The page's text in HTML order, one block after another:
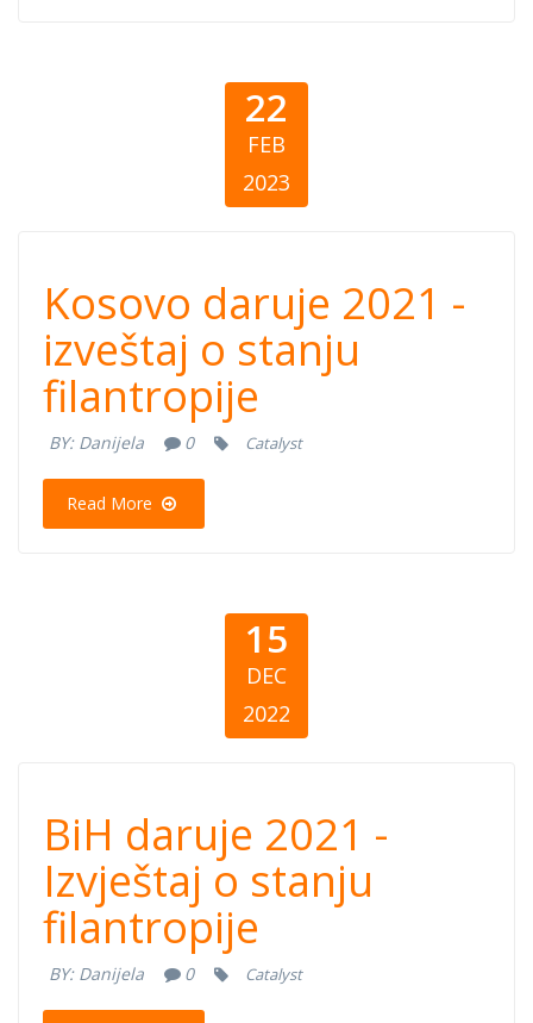
22
FEB
2023
Kosovo daruje
2021 - Izveštaj o
stanju
filantropije
Kosovo daruje 2021 -
izveštaj o stanju
filantropije
BY: Danijela 0 Catalyst
Read More
15
DEC
2022
BiH daruje 2021
- Izvještaj o
stanju
filantropije
BiH daruje 2021 -
Izvještaj o stanju
filantropije
BY: Danijela 0 Catalyst